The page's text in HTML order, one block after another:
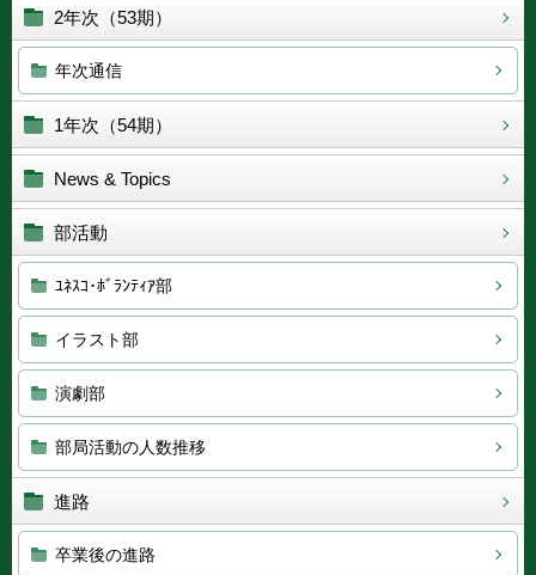
2年次（53期）
年次通信
1年次（54期）
News & Topics
部活動
ﾕﾈｽｺ･ﾎﾞﾗﾝﾃｨｱ部
イラスト部
演劇部
部局活動の人数推移
進路
卒業後の進路